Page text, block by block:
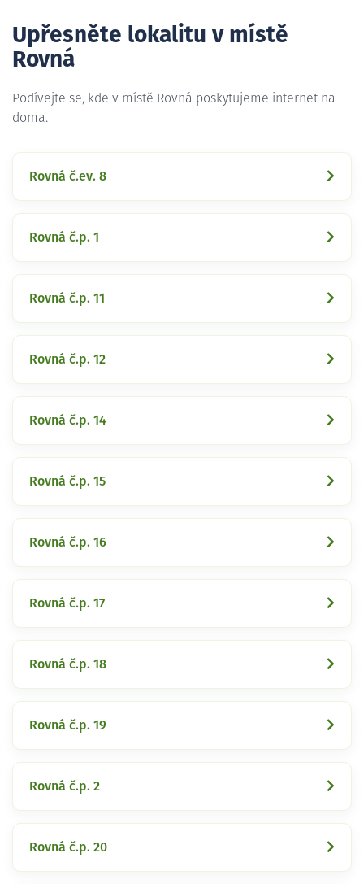
Upřesněte lokalitu v místě
Rovná
Podívejte se, kde v místě Rovná poskytujeme internet na
doma.
Rovná č.ev. 8
Rovná č.p. 1
Rovná č.p. 11
Rovná č.p. 12
Rovná č.p. 14
Rovná č.p. 15
Rovná č.p. 16
Rovná č.p. 17
Rovná č.p. 18
Rovná č.p. 19
Rovná č.p. 2
Rovná č.p. 20